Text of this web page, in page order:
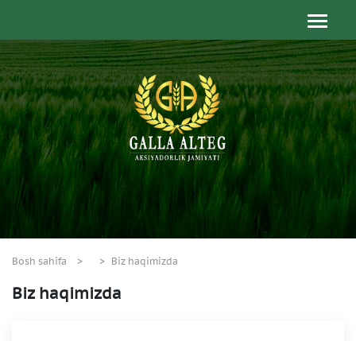
Bosh sahifa Biz haqimizda
Biz haqimizda